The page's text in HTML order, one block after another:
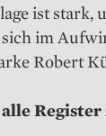
ist stark,
im
Robert